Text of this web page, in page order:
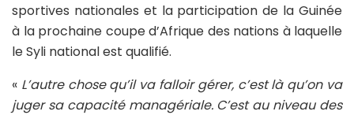
sportives nationales et la participation de la Guinée
à la prochaine coupe d’Afrique des nations à laquelle
le Syli national est qualifié.
« L’autre chose qu’il va falloir gérer, c’est là qu’on va
juger sa capacité managériale. C’est au niveau des